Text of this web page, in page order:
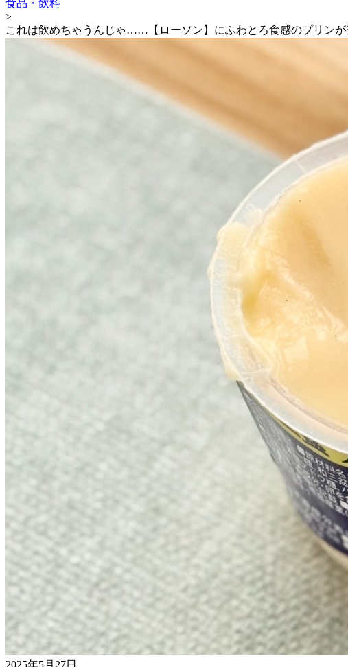
食品・飲料
>
これは飲めちゃうんじゃ……【ローソン】にふわとろ食感のプリンが
2025年5月27日